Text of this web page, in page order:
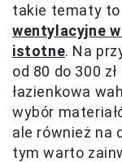
takie tematy to
wentylacyjne
istotne. Na
od 80 do 300
łazienkowa
wybór
ale również na
tym warto